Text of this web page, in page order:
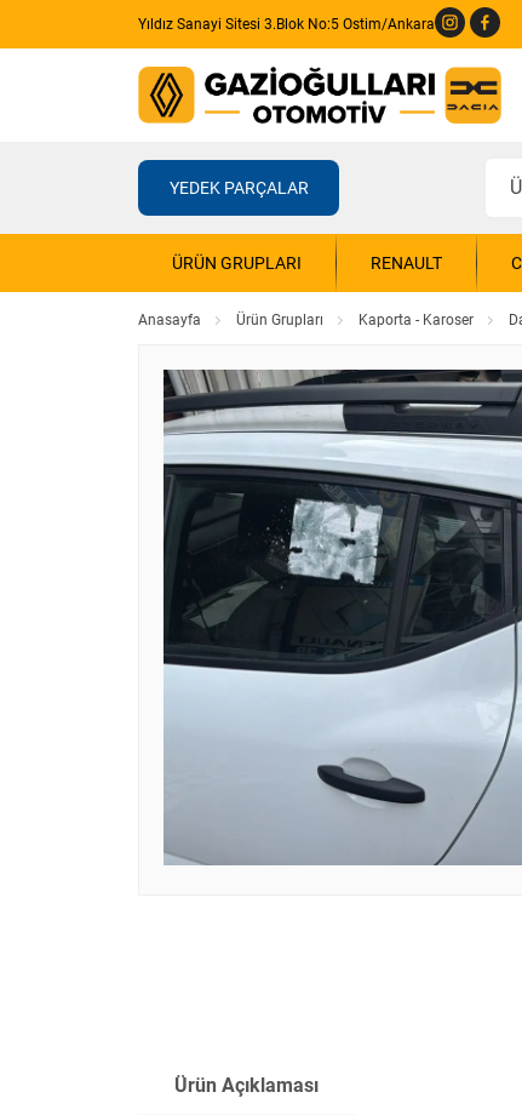
Yıldız Sanayi Sitesi 3.Blok No:5 Ostim/Ankara
YEDEK PARÇALAR
ÜRÜN GRUPLARI RENAULT
Anasayfa Ürün Grupları Kaporta - Karoser
Ürün Açıklaması